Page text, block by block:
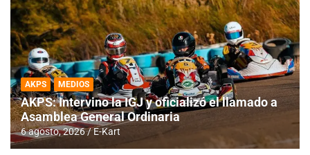
AKPS MEDIOS
AKPS: Intervino la IGJ y oficializó el llamado a
Asamblea General Ordinaria
6 agosto, 2026 E-Kart